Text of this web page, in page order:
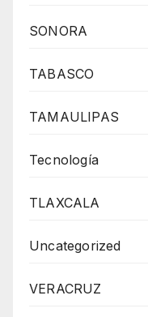
SONORA
TABASCO
TAMAULIPAS
Tecnología
TLAXCALA
Uncategorized
VERACRUZ